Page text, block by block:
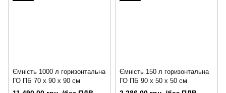
Ємність 1000 л горизонтальна
ГО ПБ 70 x 90 x 90 см
Ємність 150 л горизонтальна
ГО ПБ 90 х 50 х 50 см